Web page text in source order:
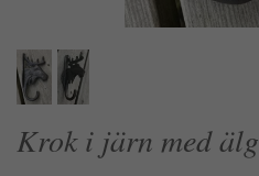
Krok i järn med älg